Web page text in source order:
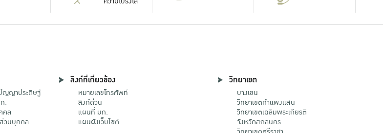
ญญาประดิษฐ์
.
คล
วนบุคคล
ลิงก์ที่เกี่ยวข้อง
หมายเลขโทรศัพท์
ลิงก์ด่วน
แผนที่ มก.
แผนผังเว็บไซต์
วิทยาเขต
บางเขน
วิทยาเขตกําแพงแสน
วิทยาเขตเฉลิมพระเกียรติ
จังหวัดสกลนคร